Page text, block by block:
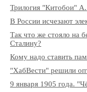
Трилогия "Китобои" А.
В России исчезают
Так что же стояло на
Сталину?
Кому надо ставить
"ХабВести" решили
9 января 1905 года.